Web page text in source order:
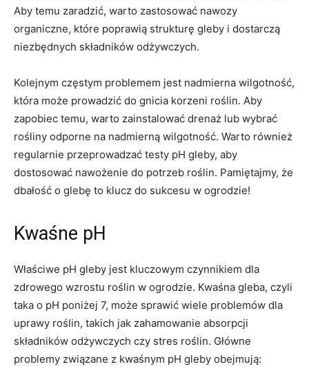
Aby temu zaradzić, warto ‌zastosować nawozy
organiczne, które⁣ poprawią ⁢strukturę ⁤gleby i ​dostarczą
niezbędnych⁣ składników ‌odżywczych.
Kolejnym częstym problemem jest nadmierna wilgotność,⁣
która może prowadzić do gnicia korzeni roślin. Aby
⁣zapobiec ⁢temu, warto zainstalować drenaż lub wybrać
rośliny odporne⁢ na ‌nadmierną wilgotność. Warto również
regularnie​ przeprowadzać testy pH ⁣gleby, aby⁣
dostosować nawożenie do ‌potrzeb roślin. Pamiętajmy, że
dbałość o glebę ​to klucz do sukcesu w ⁤ogrodzie!
Kwaśne pH
Właściwe pH gleby jest kluczowym ‌czynnikiem dla
zdrowego ‌wzrostu​ roślin w ogrodzie. Kwaśna ⁤gleba, czyli
⁤taka o⁤ pH⁤ poniżej⁢ 7, może sprawić⁣ wiele problemów ⁤dla⁣
uprawy⁢ roślin, takich ‌jak zahamowanie absorpcji‍
składników odżywczych czy stres roślin. Główne
problemy związane z​ kwaśnym pH ⁣gleby obejmują: